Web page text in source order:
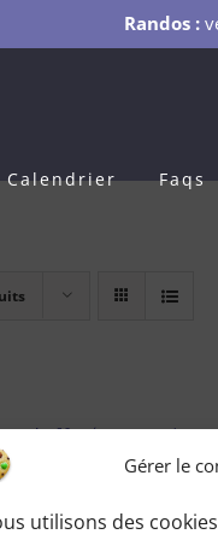
Randos :
Gérer le
utilisons des
Calendrier Faqs
Adhésion 1
€